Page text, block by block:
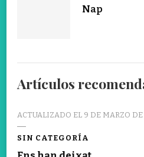
Nap
Artículos
ACTUALIZADO EL 9 DE MARZO
SIN CATEGORÍA